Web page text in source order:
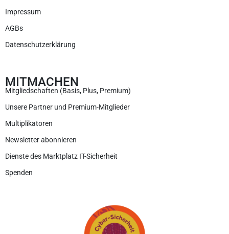
Impressum
AGBs
Datenschutzerklärung
MITMACHEN
Mitgliedschaften (Basis, Plus, Premium)
Unsere Partner und Premium-Mitglieder
Multiplikatoren
Newsletter abonnieren
Dienste des Marktplatz IT-Sicherheit
Spenden